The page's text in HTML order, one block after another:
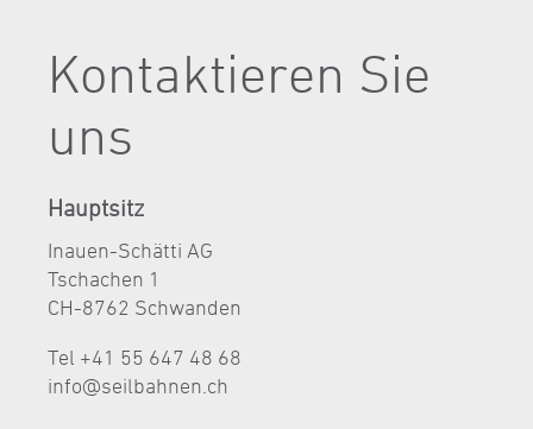
Kontaktieren Sie
uns
Hauptsitz
Inauen-Schätti AG
Tschachen 1
CH-8762 Schwanden
Tel +41 55 647 48 68
nf
s lb hn n ch